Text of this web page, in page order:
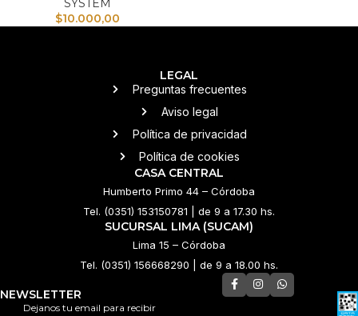
SYSTEM
$10.000,00
LEGAL
Preguntas frecuentes
Aviso legal
Política de privacidad
Política de cookies
CASA CENTRAL
Humberto Primo 44 – Córdoba
Tel. (0351) 153150781 | de 9 a 17.30 hs.
SUCURSAL LIMA (SUCAM)
Lima 15 – Córdoba
Tel. (0351) 156668290 | de 9 a 18.00 hs.
NEWSLETTER
Dejanos tu email para recibir